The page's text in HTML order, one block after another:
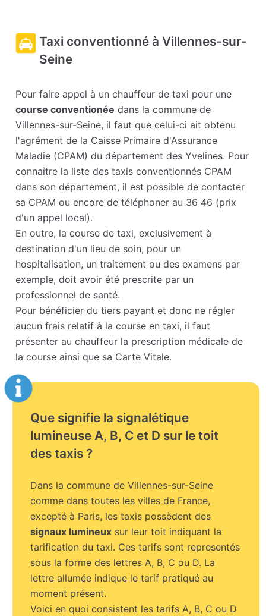
Taxi conventionné à Villennes-sur-
Seine
Pour faire appel à un chauffeur de taxi pour une
course conventionée dans la commune de
Villennes-sur-Seine, il faut que celui-ci ait obtenu
l'agrément de la Caisse Primaire d'Assurance
Maladie (CPAM) du département des Yvelines. Pour
connaître la liste des taxis conventionnés CPAM
dans son département, il est possible de contacter
sa CPAM ou encore de téléphoner au 36 46 (prix
d'un appel local).
En outre, la course de taxi, exclusivement à
destination d'un lieu de soin, pour un
hospitalisation, un traitement ou des examens par
exemple, doit avoir été prescrite par un
professionnel de santé.
Pour bénéficier du tiers payant et donc ne régler
aucun frais relatif à la course en taxi, il faut
présenter au chauffeur la prescription médicale de
la course ainsi que sa Carte Vitale.
Que signifie la signalétique
lumineuse A, B, C et D sur le toit
des taxis ?
Dans la commune de Villennes-sur-Seine
comme dans toutes les villes de France,
excepté à Paris, les taxis possèdent des
signaux lumineux sur leur toit indiquant la
tarification du taxi. Ces tarifs sont representés
sous la forme des lettres A, B, C ou D. La
lettre allumée indique le tarif pratiqué au
moment présent.
Voici en quoi consistent les tarifs A, B, C ou D